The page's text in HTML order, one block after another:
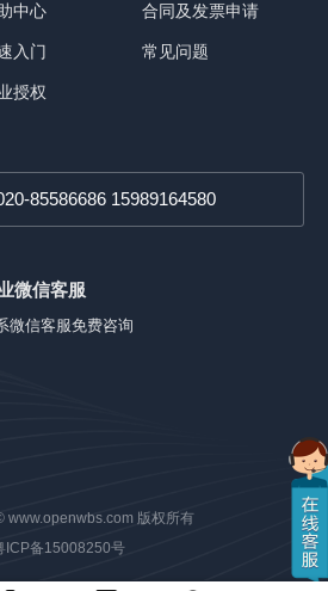
中心 合同及发票申请
入门 常见问题
授权
85586686 15989164580
微信客服
微信客服免费咨询
www.openwbs.com 版权所有
ICP备15008250号